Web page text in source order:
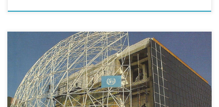
A finales de aquel mes de enero de 1992 finalizaron las obras
del pabellón de la Organización de las Naciones Unidas en el
recinto de la Expo, y a partir de aquellos días comenzarían a
montarse los contenidos que enseñaron al público. De gran